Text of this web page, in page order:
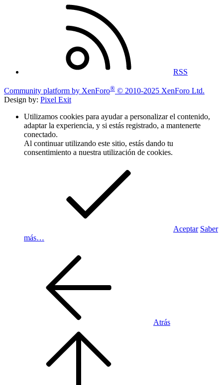
RSS
Community platform by XenForo® © 2010-2025 XenForo Ltd.
Design by: Pixel Exit
Utilizamos cookies para ayudar a personalizar el contenido,
adaptar la experiencia, y si estás registrado, a mantenerte
conectado.
Al continuar utilizando este sitio, estás dando tu
consentimiento a nuestra utilización de cookies.
Aceptar Saber
más…
Atrás